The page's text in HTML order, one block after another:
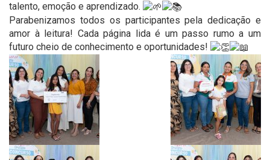
talento, emoção e aprendizado.
Parabenizamos todos os participantes pela dedicação e
amor à leitura! Cada página lida é um passo rumo a um
futuro cheio de conhecimento e oportunidades!